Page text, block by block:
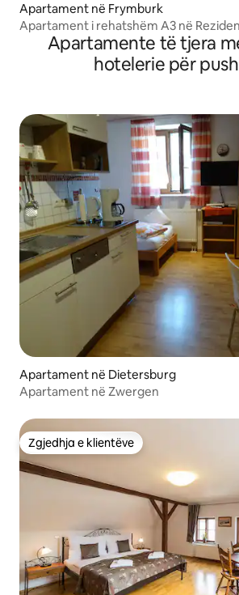
Apartament në Frymburk
Apartament i rehatshëm A3 në
Apartamente të tjera
hotelerie për
Apartament në Dietersburg
Apartament në Zwergen
Zgjedhja e klientëve
Zgjedhja e klientëve